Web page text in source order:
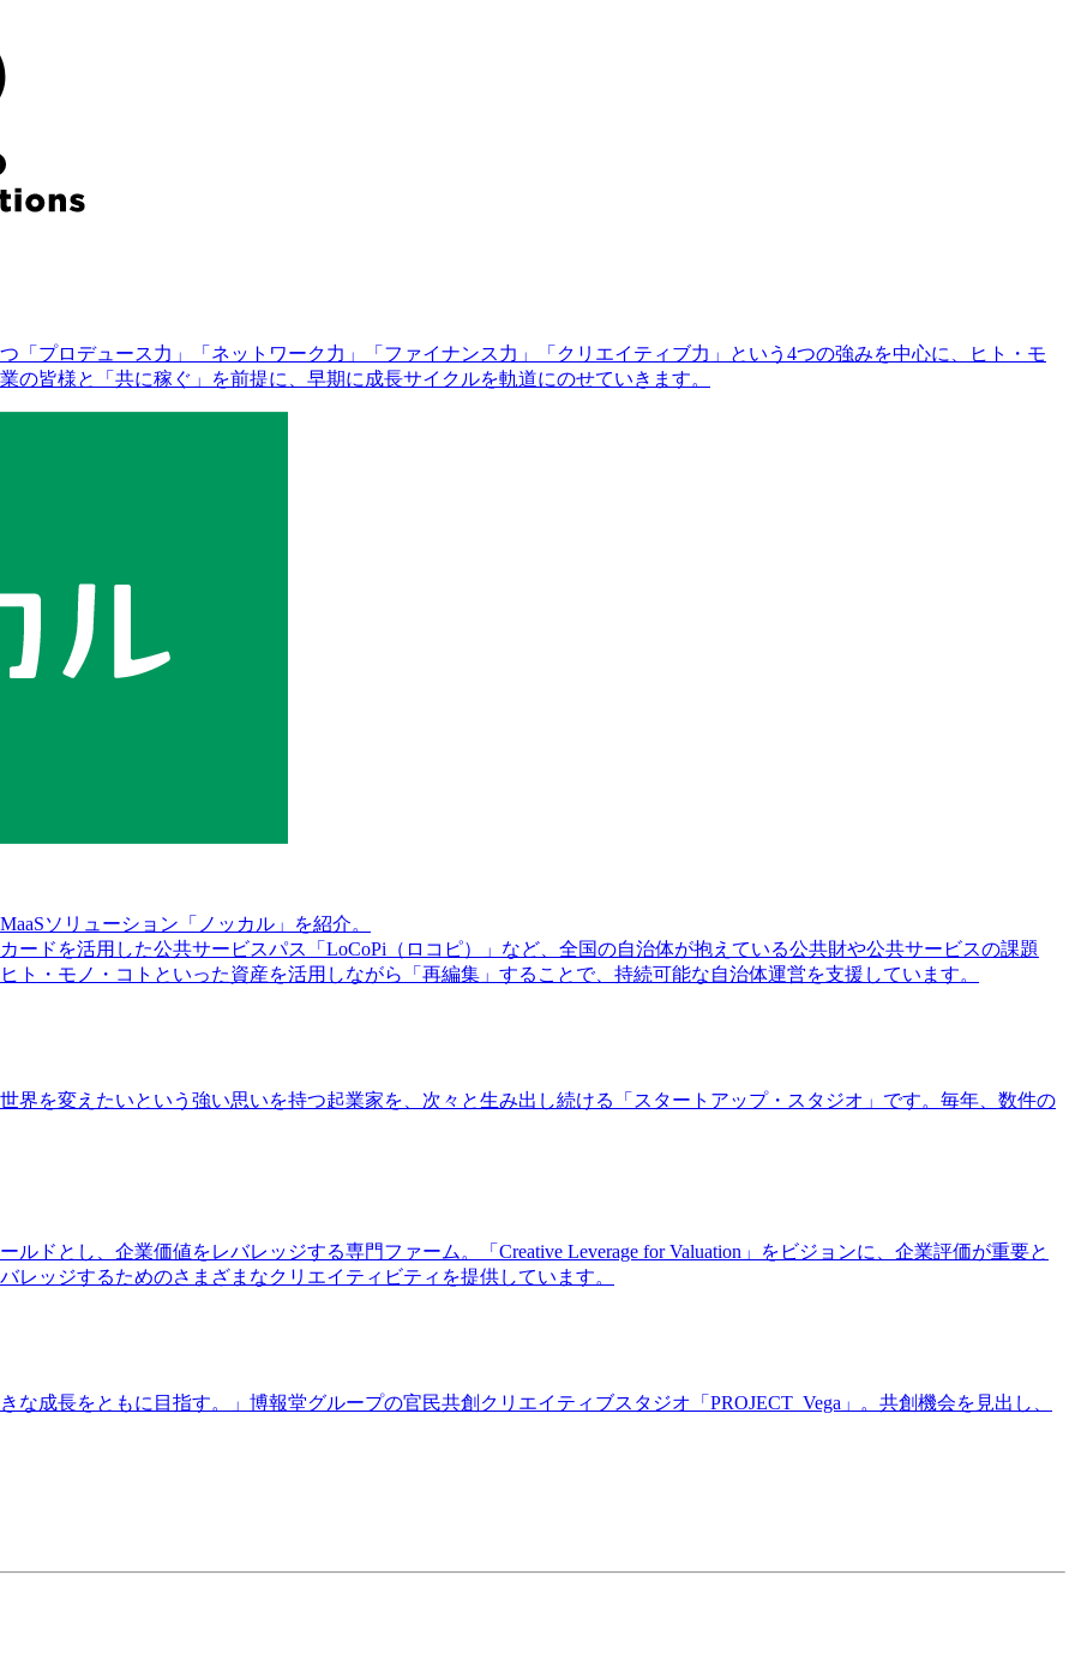
「プロデュース力」「ネットワーク力」「ファイナンス力」「クリエイティブ力」という4つの強みを中心に、ヒト・モ
の皆様と「共に稼ぐ」を前提に、早期に成長サイクルを軌道にのせていきます。
ソリューション「ノッカル」を紹介。
ードを活用した公共サービスパス「LoCoPi（ロコピ）」など、全国の自治体が抱えている公共財や公共サービスの課題
ト・モノ・コトといった資産を活用しながら「再編集」することで、持続可能な自治体運営を支援しています。
界を変えたいという強い思いを持つ起業家を、次々と生み出し続ける「スタートアップ・スタジオ」です。毎年、数件の
ドとし、企業価値をレバレッジする専門ファーム。「Creative Leverage for Valuation」をビジョンに、企業評価が重要と
ッジするためのさまざまなクリエイティビティを提供しています。
な成長をともに目指す。」博報堂グループの官民共創クリエイティブスタジオ「PROJECT_Vega」。共創機会を見出し、